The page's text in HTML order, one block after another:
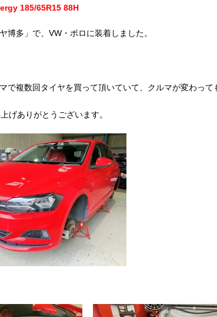
185/65R15 88H
博多」で、VW・ポロに装着しました。
で複数回タイヤを買って頂いていて、クルマが変わって
げありがとうございます。